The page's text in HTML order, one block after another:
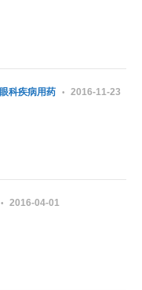
眼科疾病用药 2016-11-23
2016-04-01